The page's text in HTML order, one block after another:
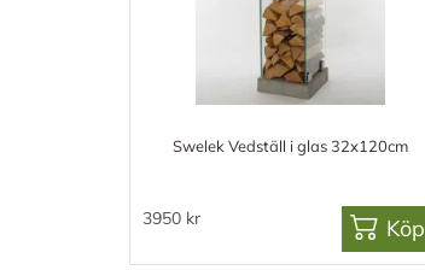
Swelek Vedställ i glas 32x120cm
3950 kr Köp